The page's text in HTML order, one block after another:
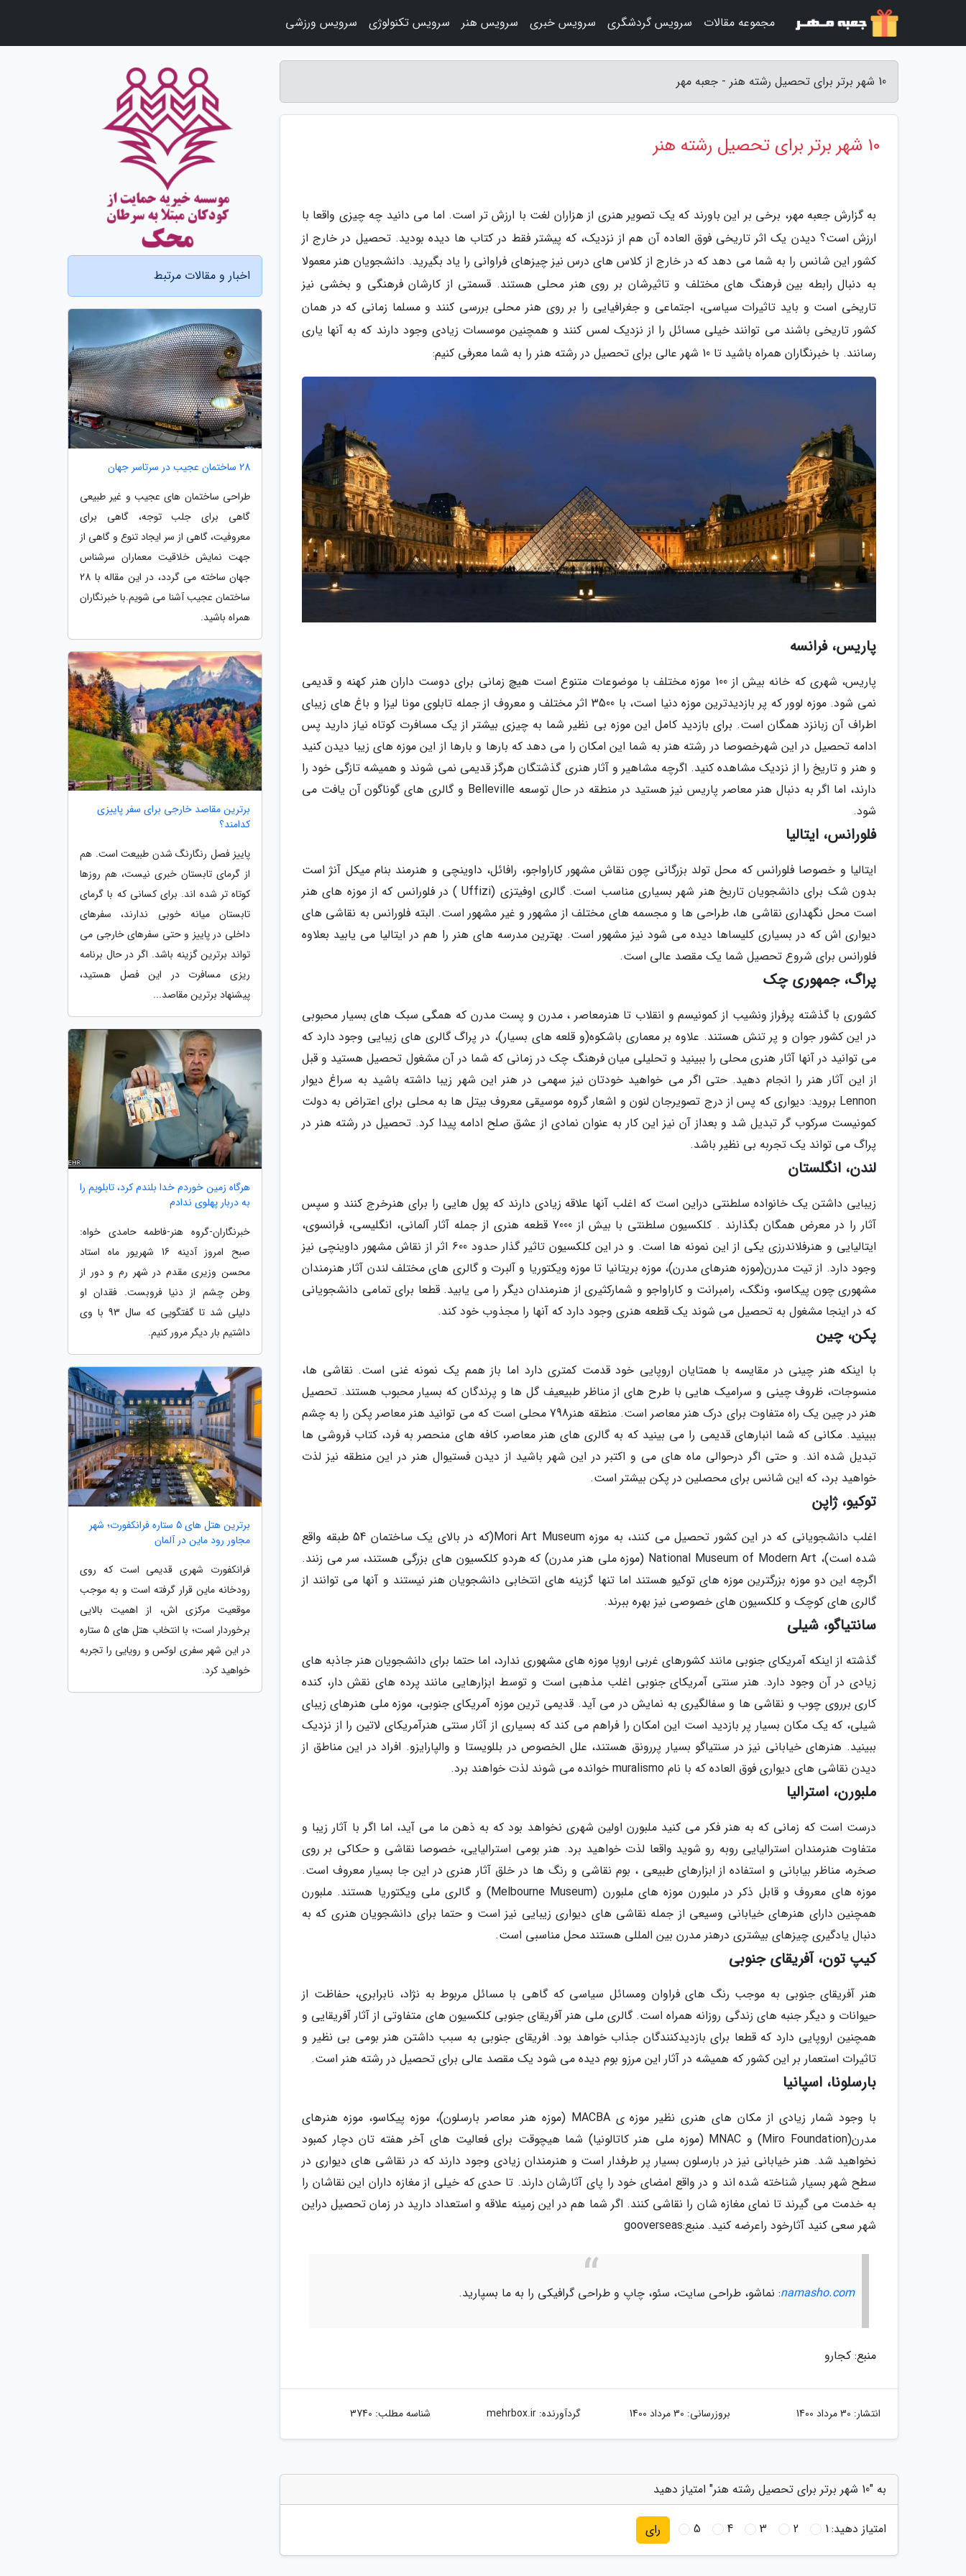
10 شهر برتر برای تحصیل رشته هنر - جعبه مهر
10 شهر برتر برای تحصیل رشته هنر
به گزارش جعبه مهر، برخی بر این باورند که یک تصویر هنری از هزاران لغت با ارزش تر است. اما می دانید چه چیزی واقعا با
ارزش است؟ دیدن یک اثر تاریخی فوق العاده آن هم از نزدیک، که پیشتر فقط در کتاب ها دیده بودید. تحصیل در خارج از
کشور این شانس را به شما می دهد که در خارج از کلاس های درس نیز چیزهای فراوانی را یاد بگیرید. دانشجویان هنر معمولا
به دنبال رابطه بین فرهنگ های مختلف و تاثیرشان بر روی هنر محلی هستند. قسمتی از کارشان فرهنگی و بخشی نیز
تاریخی است و باید تاثیرات سیاسی، اجتماعی و جغرافیایی را بر روی هنر محلی بررسی کنند و مسلما زمانی که در همان
کشور تاریخی باشند می توانند خیلی مسائل را از نزدیک لمس کنند و همچنین موسسات زیادی وجود دارند که به آنها یاری
رسانند. با خبرنگاران همراه باشید تا 10 شهر عالی برای تحصیل در رشته هنر را به شما معرفی کنیم:
پاریس، فرانسه
پاریس، شهری که خانه بیش از 100 موزه مختلف با موضوعات متنوع است هیچ زمانی برای دوست داران هنر کهنه و قدیمی
نمی شود. موزه لوور که پر بازدیدترین موزه دنیا است، با 3500 اثر مختلف و معروف از جمله تابلوی مونا لیزا و باغ های زیبای
اطراف آن زبانزد همگان است. برای بازدید کامل این موزه بی نظیر شما به چیزی بیشتر از یک مسافرت کوتاه نیاز دارید پس
ادامه تحصیل در این شهرخصوصا در رشته هنر به شما این امکان را می دهد که بارها و بارها از این موزه های زیبا دیدن کنید
و هنر و تاریخ را از نزدیک مشاهده کنید. اگرچه مشاهیر و آثار هنری گذشتگان هرگز قدیمی نمی شوند و همیشه تازگی خود را
دارند، اما اگر به دنبال هنر معاصر پاریس نیز هستید در منطقه در حال توسعه Belleville و گالری های گوناگون آن یافت می
شود.
فلورانس، ایتالیا
ایتالیا و خصوصا فلورانس که محل تولد بزرگانی چون نقاش مشهور کاراواجو، رافائل، داوینچی و هنرمند بنام میکل آنژ است
بدون شک برای دانشجویان تاریخ هنر شهر بسیاری مناسب است. گالری اوفیتزی (Uffizi ) در فلورانس که از موزه های هنر
است محل نگهداری نقاشی ها، طراحی ها و مجسمه های مختلف از مشهور و غیر مشهور است. البته فلورانس به نقاشی های
دیواری اش که در بسیاری کلیساها دیده می شود نیز مشهور است. بهترین مدرسه های هنر را هم در ایتالیا می یابید بعلاوه
فلورانس برای شروع تحصیل شما یک مقصد عالی است.
پراگ، جمهوری چک
کشوری با گذشته پرفراز ونشیب از کمونیسم و انقلاب تا هنرمعاصر ، مدرن و پست مدرن که همگی سبک های بسیار محبوبی
در این کشور جوان و پر تنش هستند. علاوه بر معماری باشکوه(و قلعه های بسیار)، در پراگ گالری های زیبایی وجود دارد که
می توانید در آنها آثار هنری محلی را ببینید و تحلیلی میان فرهنگ چک در زمانی که شما در آن مشغول تحصیل هستید و قبل
از این آثار هنر را انجام دهید. حتی اگر می خواهید خودتان نیز سهمی در هنر این شهر زیبا داشته باشید به سراغ دیوار
Lennon بروید: دیواری که پس از درج تصویرجان لنون و اشعار گروه موسیقی معروف بیتل ها به محلی برای اعتراض به دولت
کمونیست سرکوب گر تبدیل شد و بعداز آن نیز این کار به عنوان نمادی از عشق صلح ادامه پیدا کرد. تحصیل در رشته هنر در
پراگ می تواند یک تجربه بی نظیر باشد.
لندن، انگلستان
زیبایی داشتن یک خانواده سلطنتی دراین است که اغلب آنها علاقه زیادی دارند که پول هایی را برای هنرخرج کنند و سپس
آثار را در معرض همگان بگذارند . کلکسیون سلطنتی با بیش از 7000 قطعه هنری از جمله آثار آلمانی، انگلیسی، فرانسوی،
ایتالیایی و هنرفلاندرزی یکی از این نمونه ها است. و در این کلکسیون تاثیر گذار حدود 600 اثر از نقاش مشهور داوینچی نیز
وجود دارد. از تیت مدرن(موزه هنرهای مدرن)، موزه بریتانیا تا موزه ویکتوریا و آلبرت و گالری های مختلف لندن آثار هنرمندان
مشهوری چون پیکاسو، ونگک، رامبرانت و کاراواجو و شمارکثیری از هنرمندان دیگر را می یابید. قطعا برای تمامی دانشجویانی
که در اینجا مشغول به تحصیل می شوند یک قطعه هنری وجود دارد که آنها را مجذوب خود کند.
پکن، چین
با اینکه هنر چینی در مقایسه با همتایان اروپایی خود قدمت کمتری دارد اما باز همم یک نمونه غنی است. نقاشی ها،
منسوجات، ظروف چینی و سرامیک هایی با طرح های از مناظر طبیعیف گل ها و پرندگان که بسیار محبوب هستند. تحصیل
هنر در چین یک راه متفاوت برای درک هنر معاصر است. منطقه هنر798 محلی است که می توانید هنر معاصر پکن را به چشم
ببینید. مکانی که شما انبارهای قدیمی را می بینید که به گالری های هنر معاصر، کافه های منحصر به فرد، کتاب فروشی ها
تبدیل شده اند. و حتی اگر درحوالی ماه های می و اکتبر در این شهر باشید از دیدن فستیوال هنر در این منطقه نیز لذت
خواهید برد، که این شانس برای محصلین در پکن بیشتر است.
توکیو، ژاپن
اغلب دانشجویانی که در این کشور تحصیل می کنند، به موزه Mori Art Museum(که در بالای یک ساختمان 54 طبقه واقع
شده است)، National Museum of Modern Art (موزه ملی هنر مدرن) که هردو کلکسیون های بزرگی هستند، سر می زنند.
اگرچه این دو موزه بزرگترین موزه های توکیو هستند اما تنها گزینه های انتخابی دانشجویان هنر نیستند و آنها می توانند از
گالری های کوچک و کلکسیون های خصوصی نیز بهره ببرند.
سانتیاگو، شیلی
گذشته از اینکه آمریکای جنوبی مانند کشورهای غربی اروپا موزه های مشهوری ندارد، اما حتما برای دانشجویان هنر جاذبه های
زیادی در آن وجود دارد. هنر سنتی آمریکای جنوبی اغلب مذهبی است و توسط ابزارهایی مانند پرده های نقش دار، کنده
کاری برروی چوب و نقاشی ها و سفالگیری به نمایش در می آید. قدیمی ترین موزه آمریکای جنوبی، موزه ملی هنرهای زیبای
شیلی، که یک مکان بسیار پر بازدید است این امکان را فراهم می کند که بسیاری از آثار سنتی هنرآمریکای لاتین را از نزدیک
ببینید. هنرهای خیابانی نیز در سنتیاگو بسیار پررونق هستند، علل الخصوص در بللویستا و والپارایزو. افراد در این مناطق از
دیدن نقاشی های دیواری فوق العاده که با نام muralismo خوانده می شوند لذت خواهند برد.
ملبورن، استرالیا
درست است که زمانی که به هنر فکر می کنید ملبورن اولین شهری نخواهد بود که به ذهن ما می آید، اما اگر با آثار زیبا و
متفاوت هنرمندان استرالیایی روبه رو شوید واقعا لذت خواهید برد. هنر بومی استرالیایی، خصوصا نقاشی و حکاکی بر روی
صخره، مناظر بیابانی و استفاده از ابزارهای طبیعی ، بوم نقاشی و رنگ ها در خلق آثار هنری در این جا بسیار معروف است.
موزه های معروف و قابل ذکر در ملبورن موزه های ملبورن (Melbourne Museum) و گالری ملی ویکتوریا هستند. ملبورن
همچنین دارای هنرهای خیابانی وسیعی از جمله نقاشی های دیواری زیبایی نیز است و حتما برای دانشجویان هنری که به
دنبال یادگیری چیزهای بیشتری درهنر مدرن بین المللی هستند محل مناسبی است.
کیپ تون، آفریقای جنوبی
هنر آفریقای جنوبی به موجب رنگ های فراوان ومسائل سیاسی که گاهی با مسائل مربوط به نژاد، نابرابری، حفاظت از
حیوانات و دیگر جنبه های زندگی روزانه همراه است. گالری ملی هنر آفریقای جنوبی کلکسیون های متفاوتی از آثار آفریقایی و
همچنین اروپایی دارد که قطعا برای بازدیدکنندگان جذاب خواهد بود. افریقای جنوبی به سبب داشتن هنر بومی بی نظیر و
تاثیرات استعمار بر این کشور که همیشه در آثار این مرزو بوم دیده می شود یک مقصد عالی برای تحصیل در رشته هنر است.
بارسلونا، اسپانیا
با وجود شمار زیادی از مکان های هنری نظیر موزه ی MACBA (موزه هنر معاصر بارسلون)، موزه پیکاسو، موزه هنرهای
مدرن(Miro Foundation) و MNAC (موزه ملی هنر کاتالونیا) شما هیچوقت برای فعالیت های آخر هفته تان دچار کمبود
نخواهید شد. هنر خیابانی نیز در بارسلون بسیار پر طرفدار است و هنرمندان زیادی وجود دارند که در نقاشی های دیواری در
سطح شهر بسیار شناخته شده اند و در واقع امضای خود را پای آثارشان دارند. تا حدی که خیلی از مغازه داران این نقاشان را
به خدمت می گیرند تا نمای مغازه شان را نقاشی کنند. اگر شما هم در این زمینه علاقه و استعداد دارید در زمان تحصیل دراین
شهر سعی کنید آثارخود راعرضه کنید. منبع:gooverseas
namasho.com: نماشو، طراحی سایت، سئو، چاپ و طراحی گرافیکی را به ما بسپارید.
منبع: کجارو
انتشار: 30 مرداد 1400 بروزرسانی: 30 مرداد 1400 گردآورنده:mehrbox.ir شناسه مطلب: 3740
به "10 شهر برتر برای تحصیل رشته هنر" امتیاز دهید
امتیاز دهید:1
2
3
4
5 رای
اخبار و مقالات مرتبط
28 ساختمان عجیب در سرتاسر جهان
طراحی ساختمان های عجیب و غیر طبیعی
گاهی برای جلب توجه، گاهی برای
معروفیت، گاهی از سر ایجاد تنوع و گاهی از
جهت نمایش خلاقیت معماران سرشناس
جهان ساخته می گردد، در این مقاله با 28
ساختمان عجیب آشنا می شویم.با خبرنگاران
همراه باشید.
برترین مقاصد خارجی برای سفر پاییزی
کدامند؟
پاییز فصل رنگارنگ شدن طبیعت است. هم
از گرمای تابستان خبری نیست، هم روزها
کوتاه تر شده اند. برای کسانی که با گرمای
تابستان میانه خوبی ندارند، سفرهای
داخلی در پاییز و حتی سفرهای خارجی می
تواند برترین گزینه باشد. اگر در حال برنامه
ریزی مسافرت در این فصل هستید،
پیشنهاد برترین مقاصد...
هرگاه زمین خوردم خدا بلندم کرد، تابلویم را
به دربار پهلوی ندادم
خبرنگاران-گروه هنر-فاطمه حامدی خواه:
صبح امروز آدینه 16 شهریور ماه استاد
محسن وزیری مقدم در شهر رم و دور از
وطن چشم از دنیا فروبست. فقدان او
دلیلی شد تا گفتگویی که سال 93 با وی
داشتیم بار دیگر مرور کنیم.
برترین هتل های 5 ستاره فرانکفورت؛ شهر
مجاور رود ماین در آلمان
فرانکفورت شهری قدیمی است که روی
رودخانه ماین قرار گرفته است و به موجب
موقعیت مرکزی اش، از اهمیت بالایی
برخوردار است؛ با انتخاب هتل های 5 ستاره
در این شهر سفری لوکس و رویایی را تجربه
خواهید کرد.
مجموعه مقالات سرویس گردشگری سرویس خبری سرویس هنر سرویس تکنولوژی سرویس ورزشی